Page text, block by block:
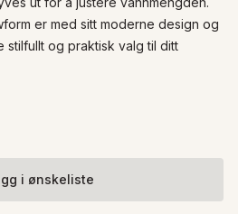
er med sitt moderne design og
stilfullt og praktisk valg til ditt
i ønskeliste